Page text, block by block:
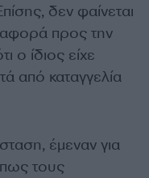
δεν φαίνεται
προς την
ο ίδιος είχε
από καταγγελία
έμεναν για
πως τους